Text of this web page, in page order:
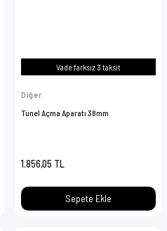
Vade farksız 3 taksit
Diğer
Tunel Açma Aparatı 38mm
1.856,05 TL
Sepete Ekle